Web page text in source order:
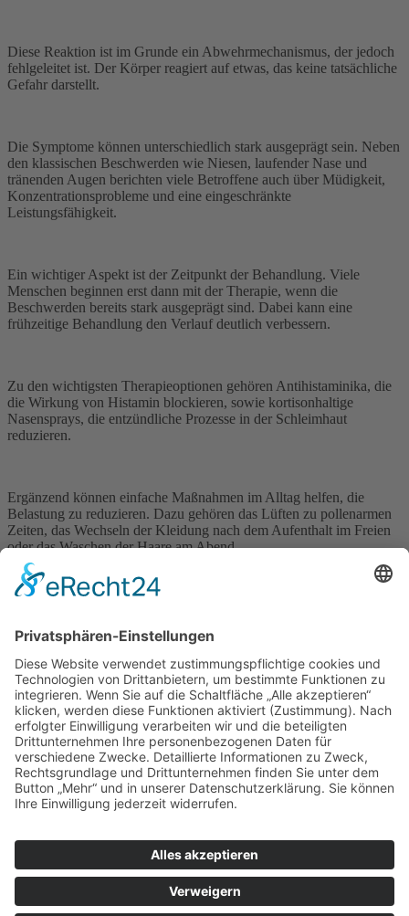
Diese Reaktion ist im Grunde ein Abwehrmechanismus, der jedoch
fehlgeleitet ist. Der Körper reagiert auf etwas, das keine tatsächliche
Gefahr darstellt.
Die Symptome können unterschiedlich stark ausgeprägt sein. Neben
den klassischen Beschwerden wie Niesen, laufender Nase und
tränenden Augen berichten viele Betroffene auch über Müdigkeit,
Konzentrationsprobleme und eine eingeschränkte
Leistungsfähigkeit.
Ein wichtiger Aspekt ist der Zeitpunkt der Behandlung. Viele
Menschen beginnen erst dann mit der Therapie, wenn die
Beschwerden bereits stark ausgeprägt sind. Dabei kann eine
frühzeitige Behandlung den Verlauf deutlich verbessern.
Zu den wichtigsten Therapieoptionen gehören Antihistaminika, die
die Wirkung von Histamin blockieren, sowie kortisonhaltige
Nasensprays, die entzündliche Prozesse in der Schleimhaut
reduzieren.
Ergänzend können einfache Maßnahmen im Alltag helfen, die
Belastung zu reduzieren. Dazu gehören das Lüften zu pollenarmen
Zeiten, das Wechseln der Kleidung nach dem Aufenthalt im Freien
oder das Waschen der Haare am Abend.
Mechanismen versteht, kann gezielter handeln und die Beschwerden
deutlich besser kontrollieren.
Impressum
Datenschutzerklärung
Sitemap
Login
Apotheken-Bloggen
einetoolboxx-mediaWebsite